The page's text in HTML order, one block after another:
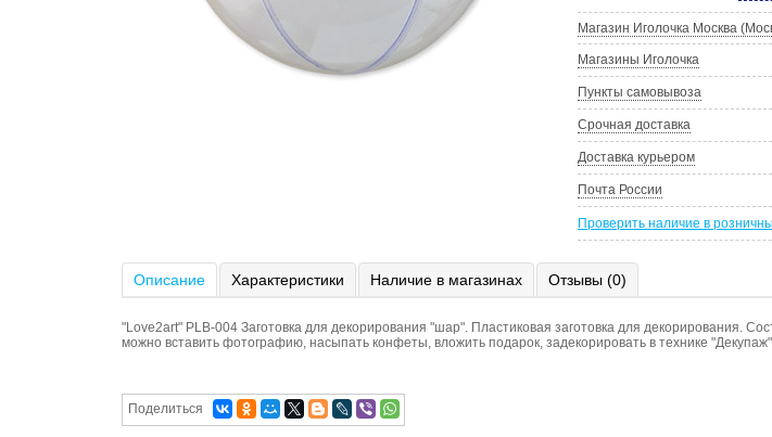
Магазин Иголочка Москва
Магазины Иголочка
Пункты самовывоза
Срочная доставка
Доставка курьером
Почта России
Проверить наличие в
Описание Характеристики Наличие в магазинах Отзывы (0)
"Love2art" PLB-004 Заготовка для декорирования "шар". Пластиковая заготовка для декорирования.
можно вставить фотографию, насыпать конфеты, вложить подарок, задекорировать в технике
Поделиться